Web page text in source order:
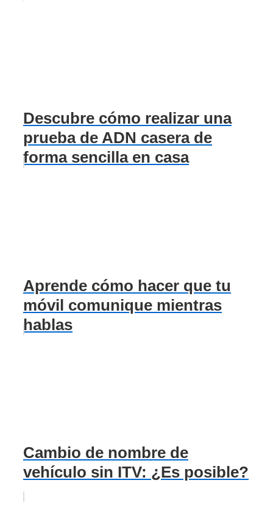
Descubre cómo realizar una
prueba de ADN casera de
forma sencilla en casa
Aprende cómo hacer que tu
móvil comunique mientras
hablas
Cambio de nombre de
vehículo sin ITV: ¿Es posible?